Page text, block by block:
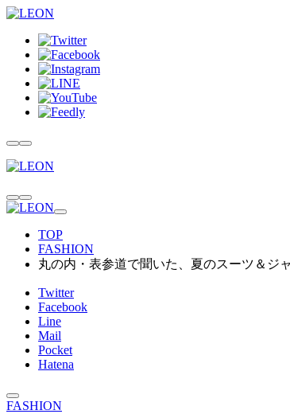
TOP
FASHION
丸の内・表参道で聞いた、夏のスーツ＆ジ
Twitter
Facebook
Line
Mail
Pocket
Hatena
FASHION